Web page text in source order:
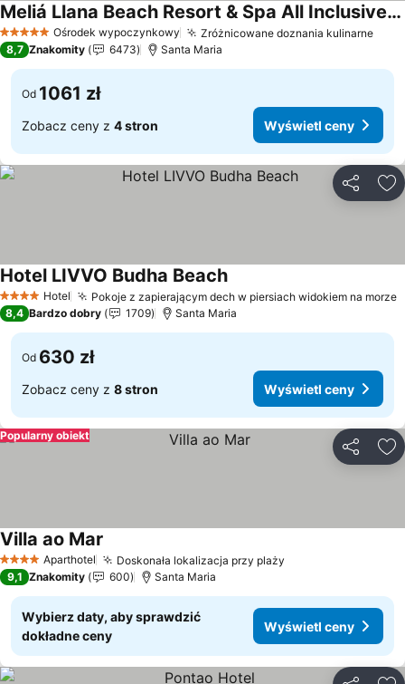
5 KategoriaOśrodek wypoczynkowy Zróżnicowane doznania kulinarne
Meliá Llana Beach Resort & Spa All Inclusive - Adults only
Wyświetl ceny
8,7 Znakomity 6473 Santa Maria
Od 1061 zł
Zobacz ceny z 4 stron Wyświetl ceny
4 KategoriaHotel Pokoje z zapierającym dech w piersiach widokiem na morze
Hotel LIVVO Budha BeachWyświetl ceny
8,4 Bardzo dobry 1709 Santa Maria
Od 630 zł
Zobacz ceny z 8 stron Wyświetl ceny
Popularny obiekt
4 KategoriaAparthotel Doskonała lokalizacja przy plaży
Villa ao Mar
9,1 Znakomity 600 Santa Maria
Wybierz daty, aby sprawdzić
dokładne ceny
Wyświetl ceny